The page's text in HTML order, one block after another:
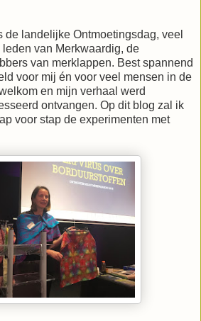
de landelijke Ontmoetingsdag, veel
leden van Merkwaardig, de
van merklappen. Best spannend
voor mij én voor veel mensen in de
en mijn verhaal werd
ontvangen. Op dit blog zal ik
voor stap de experimenten met